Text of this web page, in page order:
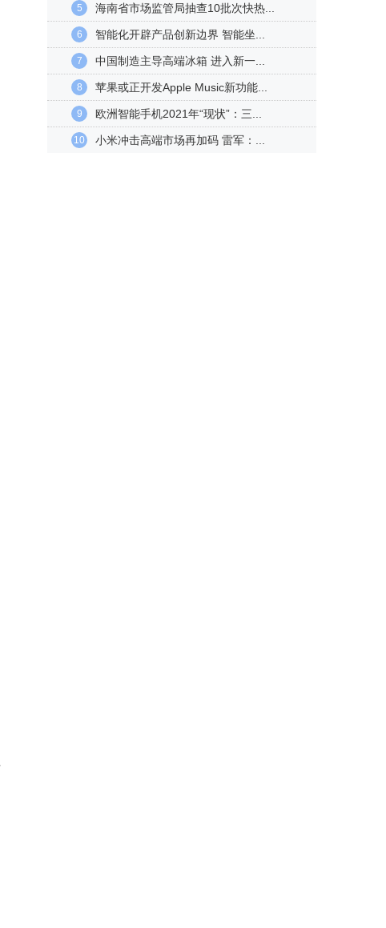
5 海南省市场监管局抽查10批次快热...
6 智能化开辟产品创新边界 智能坐...
7 中国制造主导高端冰箱 进入新一...
8 苹果或正开发Apple Music新功能...
9 欧洲智能手机2021年“现状”：三...
10 小米冲击高端市场再加码 雷军：...